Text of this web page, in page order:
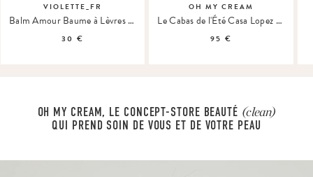
VIOLETTE_FR
Balm Amour Baume à Lèvres Teinté
30 €
OH MY CREAM
Le Cabas de l'Été Casa Lopez x Oh My Cream
95 €
OH MY CREAM, LE CONCEPT-STORE BEAUTÉ (clean)
QUI PREND SOIN DE VOUS ET DE VOTRE PEAU